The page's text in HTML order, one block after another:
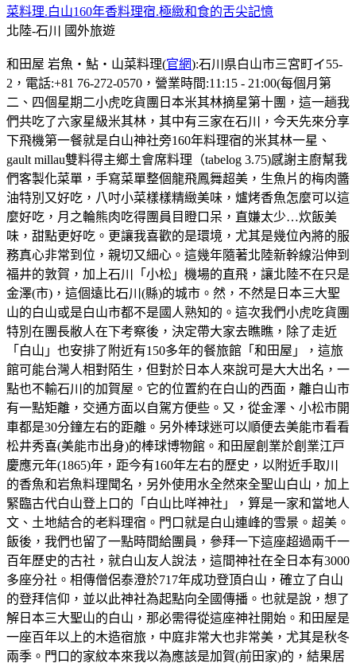
菜料理.白山160年香料理宿.極緻和食的舌尖記憶
北陸-石川
國外旅遊
和田屋 岩魚・鮎・山菜料理(官網):石川県白山市三宮町イ55-
2，電話:+81 76-272-0570，營業時間:11:15 - 21:00(每個月第
二、四個星期二小虎吃貨團日本米其林摘星第十團，這一趟我
們共吃了六家星級米其林，其中有三家在石川，今天先來分享
下飛機第一餐就是白山神社旁160年料理宿的米其林一星、
gault millau雙料得主鄉土會席料理（tabelog 3.75)感謝主廚幫我
們客製化菜單，手寫菜單整個龍飛鳳舞超美，生魚片的梅肉醬
油特別又好吃，八吋小菜樣樣精緻美味，爐烤香魚怎麼可以這
麼好吃，月之輪熊肉吃得團員目瞪口呆，直嫌太少…炊飯美
味，甜點更好吃。更讓我喜歡的是環境，尤其是幾位內將的服
務真心非常到位，親切又細心。這幾年隨著北陸新幹線沿伸到
福井的敦賀，加上石川「小松」機場的直飛，讓北陸不在只是
金澤(市)，這個遠比石川(縣)的城市。然，不然是日本三大聖
山的白山或是白山市都不是國人熟知的。這次我們小虎吃貨團
特別在團長敝人在下考察後，決定帶大家去瞧瞧，除了走近
「白山」也安排了附近有150多年的餐旅館「和田屋」，這旅
館可能台灣人相對陌生，但對於日本人來說可是大大出名，一
點也不輸石川的加賀屋。它的位置約在白山的西面，離白山市
有一點矩離，交通方面以自駕方便些。又，從金澤、小松市開
車都是30分鐘左右的距離。另外棒球迷可以順便去美能市看看
松井秀喜(美能市出身)的棒球博物館。和田屋創業於創業江戸
慶應元年(1865)年，距今有160年左右的歷史，以附近手取川
的香魚和岩魚料理聞名，另外使用水全然來全聖山白山，加上
緊臨古代白山登上口的「白山比咩神社」，算是一家和當地人
文、土地結合的老料理宿。門口就是白山連峰的雪景。超美。
飯後，我們也留了一點時間給團員，參拜一下這座超過兩千一
百年歷史的古社，就白山友人說法，這間神社在全日本有3000
多座分社。相傳僧侶泰澄於717年成功登頂白山，確立了白山
的登拜信仰，並以此神社為起點向全國傳播。也就是說，想了
解日本三大聖山的白山，那必需得從這座神社開始。和田屋是
一座百年以上的木造宿旅，中庭非常大也非常美，尤其是秋冬
兩季。門口的家紋本來我以為應該是加賀(前田家)的，結果居